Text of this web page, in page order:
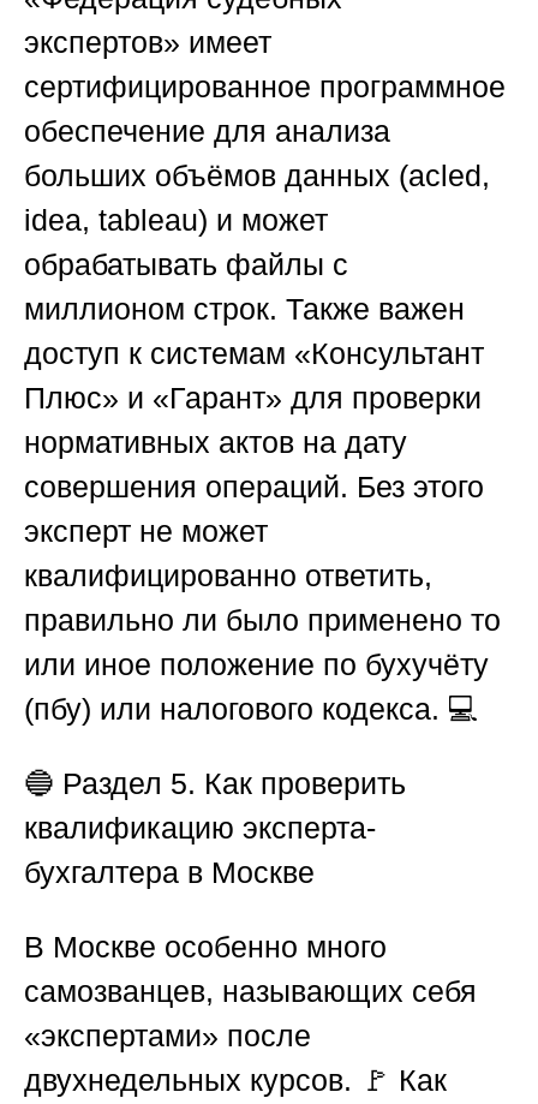
экспертов» имеет
сертифицированное программное
обеспечение для анализа
больших объёмов данных (acled,
idea, tableau) и может
обрабатывать файлы с
миллионом строк. Также важен
доступ к системам «Консультант
Плюс» и «Гарант» для проверки
нормативных актов на дату
совершения операций. Без этого
эксперт не может
квалифицированно ответить,
правильно ли было применено то
или иное положение по бухучёту
(пбу) или налогового кодекса. 💻
🔵 Раздел 5. Как проверить
квалификацию эксперта-
бухгалтера в Москве
В Москве особенно много
самозванцев, называющих себя
«экспертами» после
двухнедельных курсов. 🚩 Как